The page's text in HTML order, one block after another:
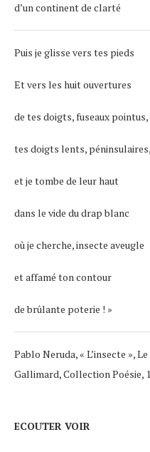
d’un continent de clarté
Puis je glisse vers tes pieds
Et vers les huit ouvertures
de tes doigts, fuseaux pointus,
tes doigts lents, péninsulaires,
et je tombe de leur haut
dans le vide du drap blanc
où je cherche, insecte aveugle
et affamé ton contour
de brûlante poterie ! »
Pablo Neruda, « L’insecte »,
Gallimard, Collection Poésie,
ECOUTER VOIR